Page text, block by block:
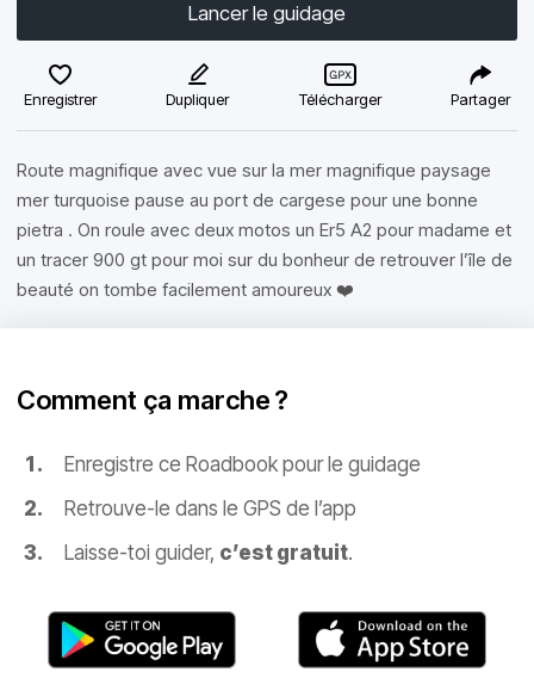
Lancer le guidage
Enregistrer Dupliquer Télécharger Partager
Route magnifique avec vue sur la mer magnifique paysage
mer turquoise pause au port de cargese pour une bonne
pietra . On roule avec deux motos un Er5 A2 pour madame et
un tracer 900 gt pour moi sur du bonheur de retrouver l’île de
beauté on tombe facilement amoureux ❤️
Comment ça marche ?
Enregistre ce Roadbook pour le guidage
Retrouve-le dans le GPS de l’app
Laisse-toi guider, c’est gratuit.